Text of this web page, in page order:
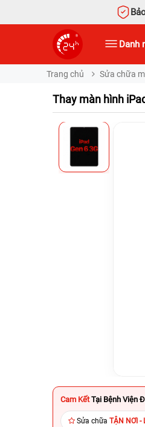
Danh
Trang chủ Sửa chữa
Thay màn hình
Cam Kết Tại Bệnh Viện
Sửa chữa TẬN NƠI -